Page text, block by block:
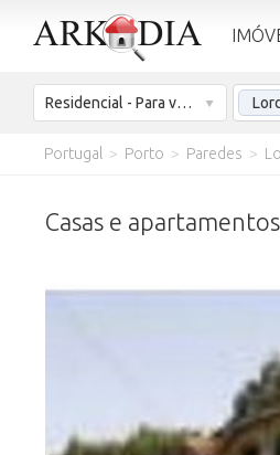
Residencial - Para venda
Portugal > Porto > Paredes >
Casas e